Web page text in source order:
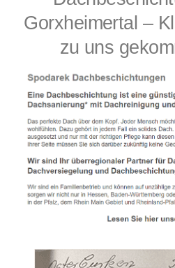
Gorxheimertal –
zu uns